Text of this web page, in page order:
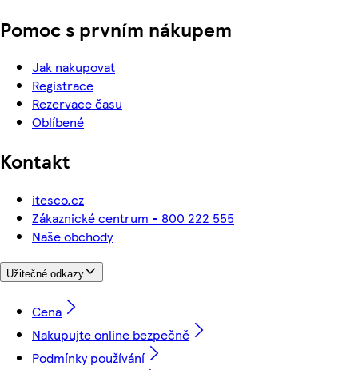
Pomoc s prvním nákupem
Jak nakupovat
Registrace
Rezervace času
Oblíbené
Kontakt
itesco.cz
Zákaznické centrum - 800 222 555
Naše obchody
Užitečné odkazy
Cena
Nakupujte online bezpečně
Podmínky používání